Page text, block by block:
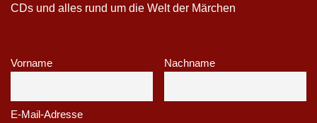
CDs und alles rund um die Welt der Märchen
Vorname Nachname
E-Mail-Adresse